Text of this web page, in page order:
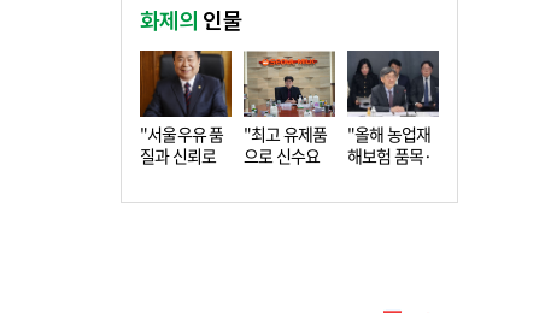
화제의 인물
"서울우유 품
질과 신뢰로
"최고 유제품
으로 신수요
"올해 농업재
해보험 품목·